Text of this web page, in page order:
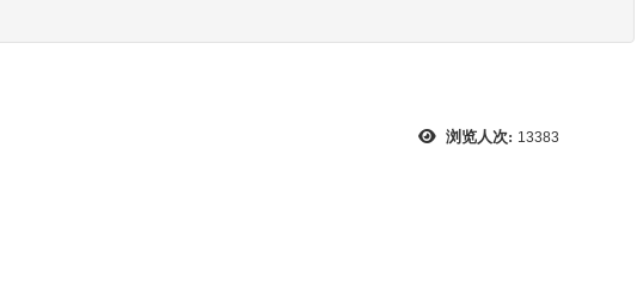
浏览人次: 13383